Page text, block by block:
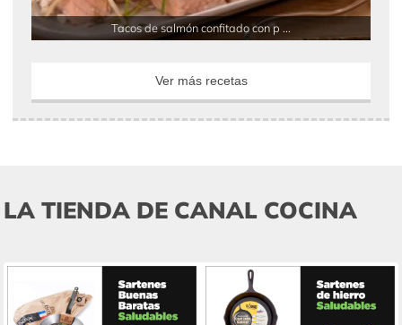
Tacos de salmón confitado con p ...
Ver más recetas
LA TIENDA DE CANAL COCINA